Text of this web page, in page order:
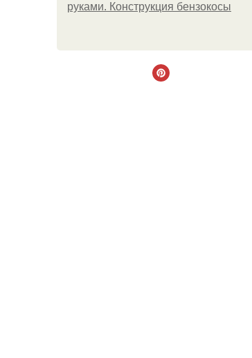
руками. Конструкция бензокосы